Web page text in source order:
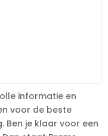
informatie en
voor de beste
Ben je klaar voor een